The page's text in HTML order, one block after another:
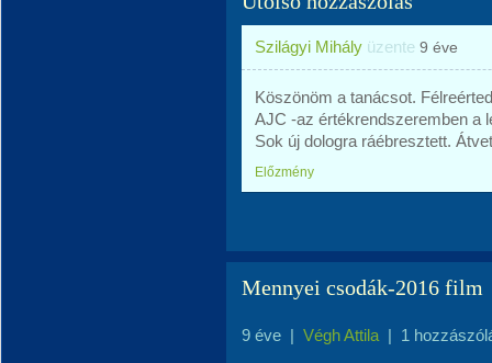
Szilágyi Mihály üzente 9 éve
Köszönöm a tanácsot.
AJC -az értékrendszeremben a
Sok új dologra ráébresztett.
Előzmény
Mennyei csodák-2016 film
9 éve | Végh Attila | 1